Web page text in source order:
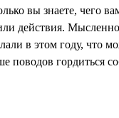
вы знаете, чего
действия.
в этом году, что
поводов гордиться